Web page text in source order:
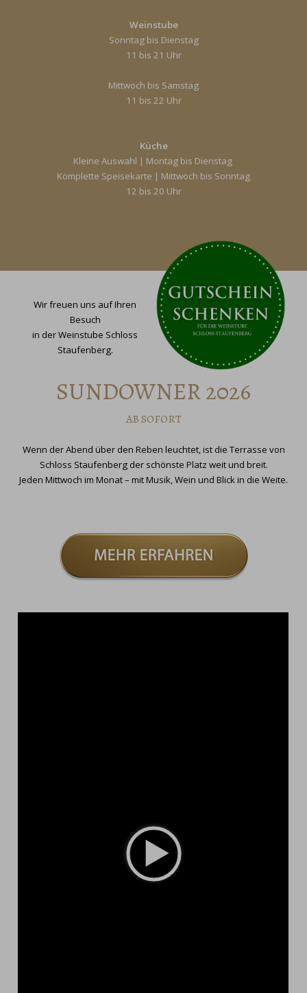
Weinstube
Sonntag bis Dienstag
11 bis 21 Uhr
Mittwoch bis Samstag
11 bis 22 Uhr
Küche
Kleine Auswahl | Montag bis Dienstag
Komplette Speisekarte | Mittwoch bis Sonntag
12 bis 20 Uhr
Wir freuen uns auf Ihren
Besuch
in der Weinstube Schloss
Staufenberg.
SUNDOWNER 2026
AB SOFORT
Wenn der Abend über den Reben leuchtet, ist die Terrasse von
Schloss Staufenberg der schönste Platz weit und breit.
Jeden Mittwoch im Monat – mit Musik, Wein und Blick in die Weite.